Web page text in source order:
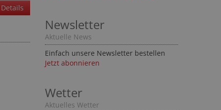
Details
Newsletter
Aktuelle News
Einfach unsere Newsletter bestellen
Jetzt abonnieren
Wetter
Aktuelles Wetter